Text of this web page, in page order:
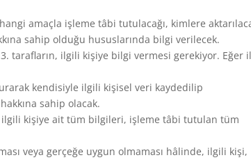
amaçla işleme tâbi tutulacağı, kimlere
sahip olduğu hususlarında bilgi verilecek.
tarafların, ilgili kişiye bilgi vermesi gerekiyor. Eğer
kendisiyle ilgili kişisel veri kaydedilip
sahip olacak.
ilgili kişiye ait tüm bilgileri, işleme tâbi tutulan tüm
veya gerçeğe uygun olmaması hâlinde, ilgili kişi,